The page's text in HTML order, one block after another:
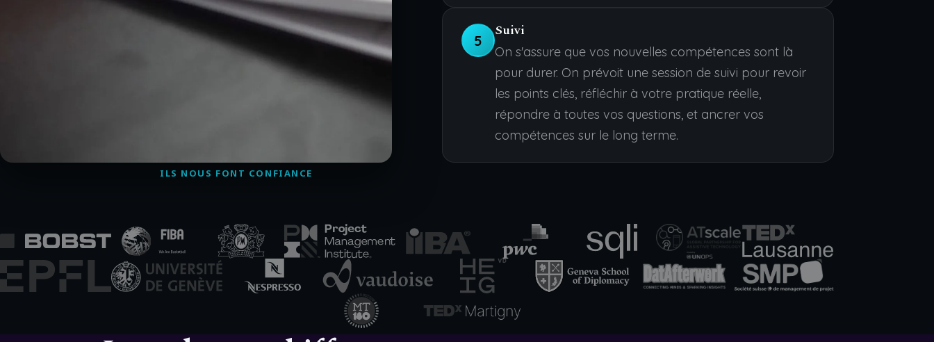
5
Suivi
On s'assure que vos nouvelles compétences sont là
pour durer. On prévoit une session de suivi pour revoir
les points clés, réfléchir à votre pratique réelle,
répondre à toutes vos questions, et ancrer vos
compétences sur le long terme.
ILS NOUS FONT CONFIANCE